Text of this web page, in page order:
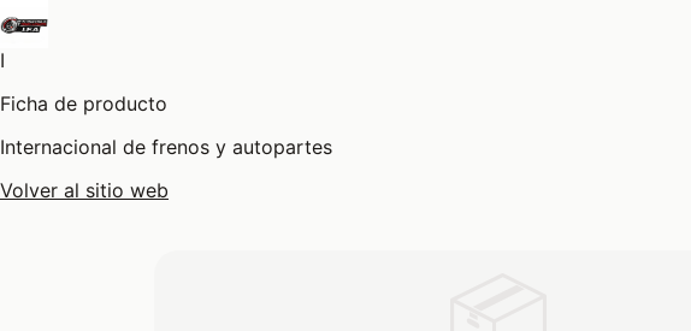
I
Ficha de producto
Internacional de frenos y autopartes
Volver al sitio web